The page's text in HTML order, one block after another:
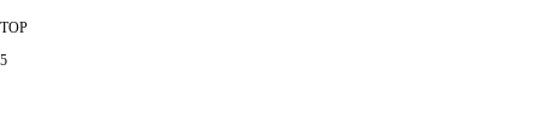
TOP
5